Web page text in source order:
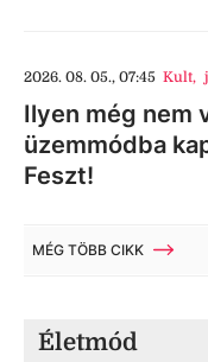
2026. 08. 05., 07:45 Kult,
Ilyen még nem
üzemmódba
Feszt!
MÉG TÖBB CIKK
Életmód